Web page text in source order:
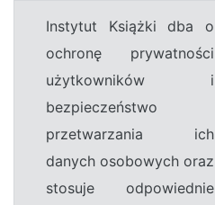
Instytut Książki dba o
ochronę prywatności
użytkowników i
bezpieczeństwo
przetwarzania ich
danych osobowych oraz
stosuje odpowiednie